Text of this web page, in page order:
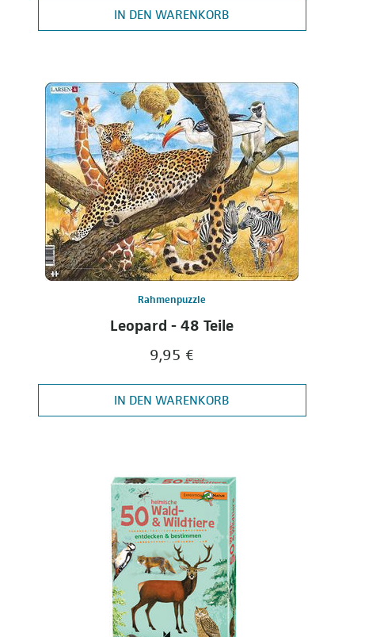
IN DEN WARENKORB
Rahmenpuzzle
Leopard - 48 Teile
9,95 €
IN DEN WARENKORB